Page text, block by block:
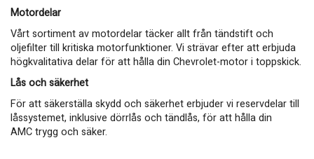
Motordelar
Vårt sortiment av motordelar täcker allt från tändstift och
oljefilter till kritiska motorfunktioner. Vi strävar efter att erbjuda
högkvalitativa delar för att hålla din Chevrolet-motor i toppskick.
Lås och säkerhet
För att säkerställa skydd och säkerhet erbjuder vi reservdelar till
låssystemet, inklusive dörrlås och tändlås, för att hålla din
AMC trygg och säker.